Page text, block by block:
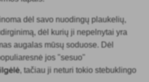
dėl savo nuodingų plaukelių,
dėl kurių ji nepelnytai yra
augalas mūsų soduose. Dėl
jos "sesuo"
, tačiau ji neturi tokio stebuklingo